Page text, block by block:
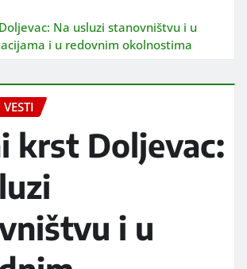
Na usluzi stanovništvu i u
i u redovnim okolnostima
VESTI
krst Doljevac:
i u